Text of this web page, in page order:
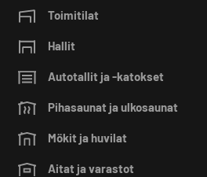
Toimitilat
Hallit
Autotallit ja -katokset
Pihasaunat ja ulkosaunat
Mökit ja huvilat
Aitat ja varastot